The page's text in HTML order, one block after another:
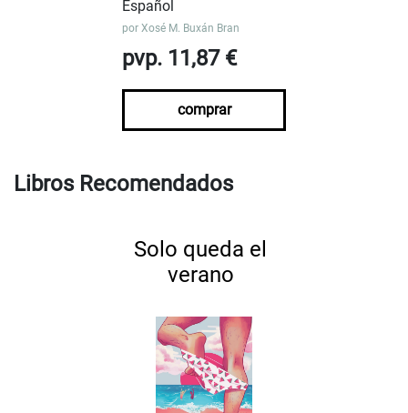
Español
por Xosé M. Buxán Bran
pvp. 11,87 €
comprar
Libros Recomendados
Solo queda el
verano